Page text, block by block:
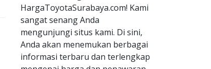
HargaToyotaSurabaya.com! Kami
sangat senang Anda
mengunjungi situs kami. Di sini,
Anda akan menemukan berbagai
informasi terbaru dan terlengkap